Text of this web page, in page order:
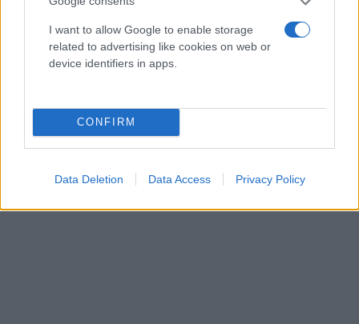
I want to allow Google to enable storage
related to advertising like cookies on web or
device identifiers in apps.
CONFIRM
Data Deletion Data Access Privacy Policy